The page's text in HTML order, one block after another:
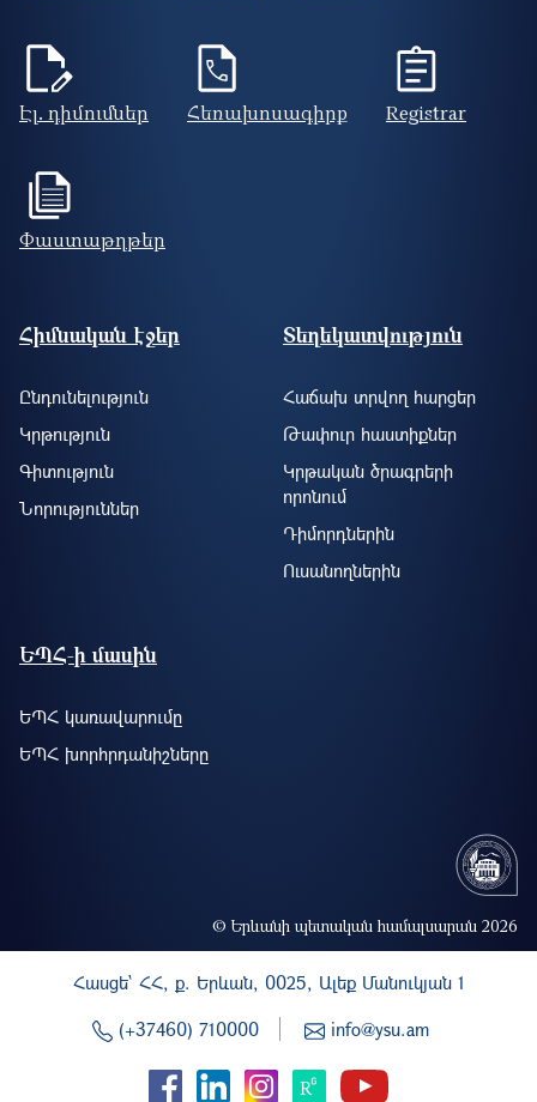
Էլ. դիմումներ Հեռախոսագիրք Registrar
Փաստաթղթեր
Footer site information
Հիմնական էջեր
Ընդունելություն
Կրթություն
Գիտություն
Նորություններ
Տեղեկատվություն
Հաճախ տրվող հարցեր
Թափուր հաստիքներ
Կրթական ծրագրերի
որոնում
Դիմորդներին
Ուսանողներին
ԵՊՀ-ի մասին
ԵՊՀ կառավարումը
ԵՊՀ խորհրդանիշները
© Երևանի պետական համալսարան 2026
Հասցե` ՀՀ, ք. Երևան, 0025, Ալեք Մանուկյան 1
(+37460) 710000
info@ysu.am